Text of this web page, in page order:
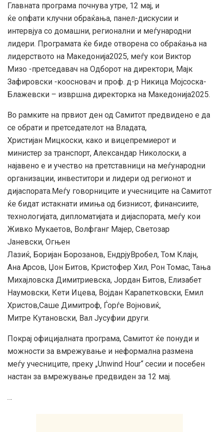
Главната програма почнува утре, 12 мај, и
ќе опфати клучни обраќања, панел-дискусии и
интервјуа со домашни, регионални и меѓународни
лидери. Програмата ќе биде отворена со обраќања на
лидерството на Македонија2025, меѓу кои Виктор
Мизо -претседавач на Одборот на директори, Мајк
Зафировски -коосновач и проф. д-р Никица Мојсоска-
Блажевски – извршна директорка на Македонија2025.
Во рамките на првиот ден од Самитот предвидено е да
се обрати и претседателот на Владата,
Христијан Мицкоски, како и вицепремиерот и
министер за транспорт, Александар Николоски, а
најавено е и учество на претставници на меѓународни
организации, инвеститори и лидери од регионот и
дијаспората.Меѓу говорниците и учесниците на Самитот
ќе бидат истакнати имиња од бизнисот, финансиите,
технологијата, дипломатијата и дијаспората, меѓу кои
Живко Мукаетов, Волфганг Мајер, Светозар
Јаневски, Огњен
Лазиќ, Боријан Борозанов, ЕндрјуВробел, Том Клајн,
Ана Арсов, Џон Битов, Кристофер Хил, Рон Томас, Тања
Михајловска Димитриевска, Јордан Битов, Елизабет
Наумовски, Кети Ицева, Војдан Карапетковски, Емил
Христов,Саше Димитроф, Ѓорѓе Војновиќ,
Митре Кутановски, Вал Јусуфии други.
Покрај официјалната програма, Самитот ќе понуди и
можности за вмрежување и неформална размена
меѓу учесниците, преку „Unwind Hour“ сесии и посебен
настан за вмрежување предвиден за 12 мај.
…